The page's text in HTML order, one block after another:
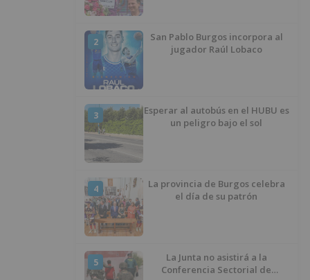
2
San Pablo Burgos incorpora al
jugador Raúl Lobaco
3
Esperar al autobús en el HUBU es
un peligro bajo el sol
4
La provincia de Burgos celebra
el día de su patrón
5
La Junta no asistirá a la
Conferencia Sectorial de